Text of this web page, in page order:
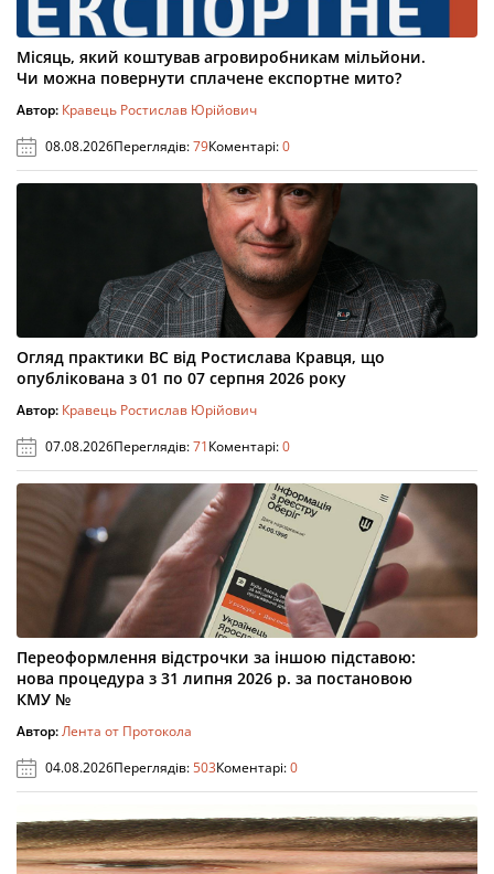
Місяць, який коштував агровиробникам мільйони.
Чи можна повернути сплачене експортне мито?
Автор: Кравець Ростислав Юрійович
08.08.2026Переглядів:79Коментарі:0
Огляд практики ВС від Ростислава Кравця, що
опублікована з 01 по 07 серпня 2026 року
Автор: Кравець Ростислав Юрійович
07.08.2026Переглядів:71Коментарі:0
Переоформлення відстрочки за іншою підставою:
нова процедура з 31 липня 2026 р. за постановою
КМУ №
Автор:Лента от Протокола
04.08.2026Переглядів:503Коментарі:0